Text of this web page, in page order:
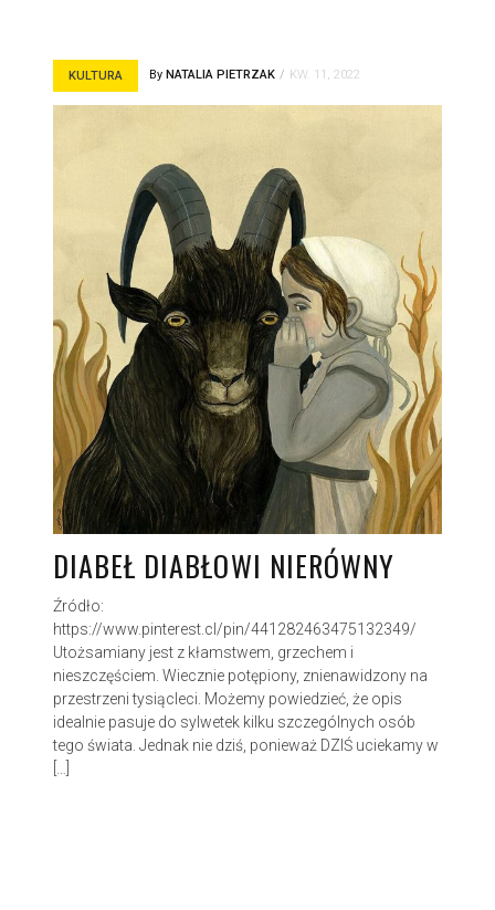
KULTURA By NATALIA PIETRZAK KW. 11, 2022
DIABEŁ DIABŁOWI NIERÓWNY
Źródło:
https://www.pinterest.cl/pin/441282463475132349/
Utożsamiany jest z kłamstwem, grzechem i
nieszczęściem. Wiecznie potępiony, znienawidzony na
przestrzeni tysiącleci. Możemy powiedzieć, że opis
idealnie pasuje do sylwetek kilku szczególnych osób
tego świata. Jednak nie dziś, ponieważ DZIŚ uciekamy w